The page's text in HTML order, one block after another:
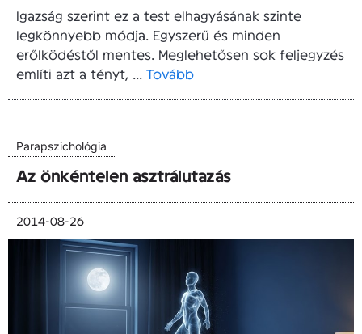
Igazság szerint ez a test elhagyásának szinte
legkönnyebb módja. Egyszerű és minden
erőlködéstől mentes. Meglehetősen sok feljegyzés
említi azt a tényt, ... Tovább
Parapszichológia
Az önkéntelen asztrálutazás
2014-08-26